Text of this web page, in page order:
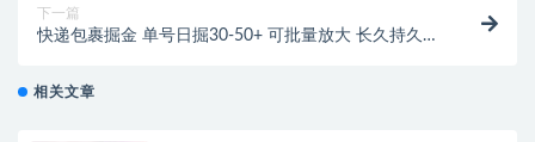
下一篇
快递包裹掘金 单号日掘30-50+ 可批量放大 长久持久项
相关文章